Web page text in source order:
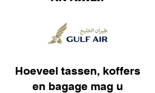
Hoeveel tassen, koffers
en bagage mag u